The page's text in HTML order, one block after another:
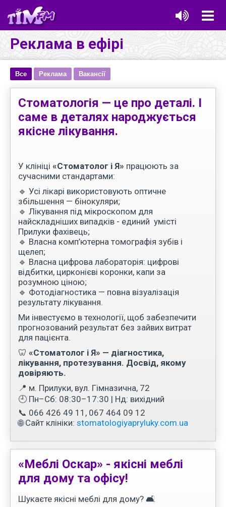
Реклама в ефірі
Все Реклама Вакансії
Стоматологія — це про деталі. І
саме в деталях народжується
якісне лікування.
У клініці «Стоматолог і Я» працюють за
сучасними стандартами:
🔹 Усі лікарі використовують оптичне
збільшення — бінокуляри;
🔹 Лікування під мікроскопом для
найскладніших випадків - единий умісті
Прилуки фахівець;
🔹 Власна комп’ютерна томографія зубів і
щелеп;
🔹 Власна цифрова лабораторія: цифрові
відбитки, цирконієві коронки, капи за
розумною ціною;
🔹 Фотодіагностика — повна візуалізація
результату лікування.
Ми інвестуємо в технології, щоб забезпечити
прогнозований результат без зайвих витрат
для пацієнта.
🦷 «Стоматолог і Я» — діагностика,
лікування, протезування. Досвід, якому
довіряють.
📍 м. Прилуки, вул. Гімназична, 72
🕘 Пн–Сб: 08:30–17:30 | Нд: вихідний
📞 066 426 49 11, 067 464 09 12
🌐 Сайт клініки: stomatologiyapryluky.com.ua
«Меблі Оскар» - якісні меблі
для дому та офісу!
Шукаєте якісні меблі для дому? 🛋️